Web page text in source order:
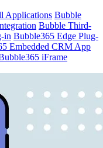
Applications Bubble
Bubble Third-
in Bubble365 Edge Plug-
Embedded CRM App
iFrame